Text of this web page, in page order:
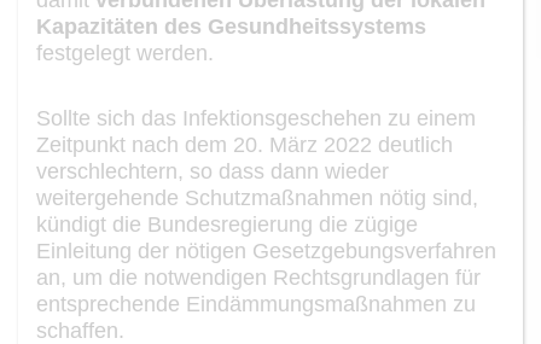
Kapazitäten des Gesundheitssystems
festgelegt werden.
Sollte sich das Infektionsgeschehen zu einem
Zeitpunkt nach dem 20. März 2022 deutlich
verschlechtern, so dass dann wieder
weitergehende Schutzmaßnahmen nötig sind,
kündigt die Bundesregierung die zügige
Einleitung der nötigen Gesetzgebungsverfahren
an, um die notwendigen Rechtsgrundlagen für
entsprechende Eindämmungsmaßnahmen zu
schaffen.